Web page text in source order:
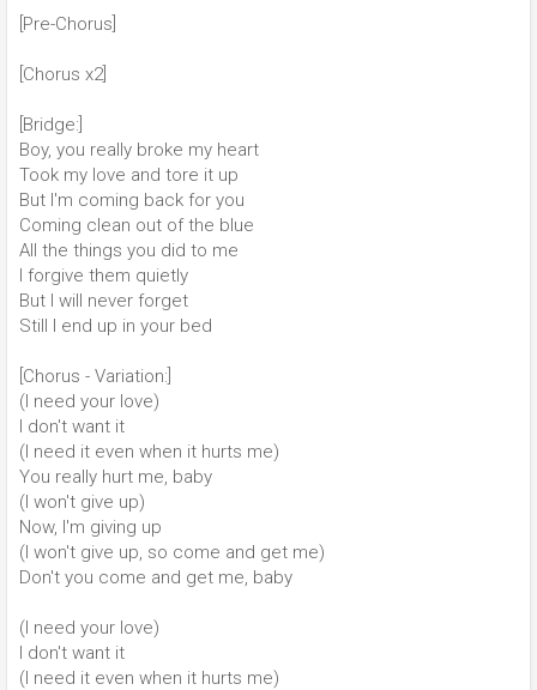
[Pre-Chorus]
[Chorus x2]
[Bridge:]
Boy, you really broke my heart
Took my love and tore it up
But I'm coming back for you
Coming clean out of the blue
All the things you did to me
I forgive them quietly
But I will never forget
Still I end up in your bed
[Chorus - Variation:]
(I need your love)
I don't want it
(I need it even when it hurts me)
You really hurt me, baby
(I won't give up)
Now, I'm giving up
(I won't give up, so come and get me)
Don't you come and get me, baby
(I need your love)
I don't want it
(I need it even when it hurts me)